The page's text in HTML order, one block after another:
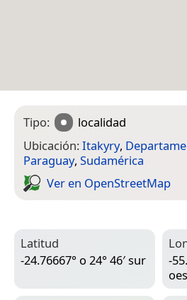
Tipo:
localidad
Ubicación:Itakyry,
Paraguay, Sudamérica
Ver en Open­Street­Map
Latitud
-24.76667° o 24° 46′ sur
-